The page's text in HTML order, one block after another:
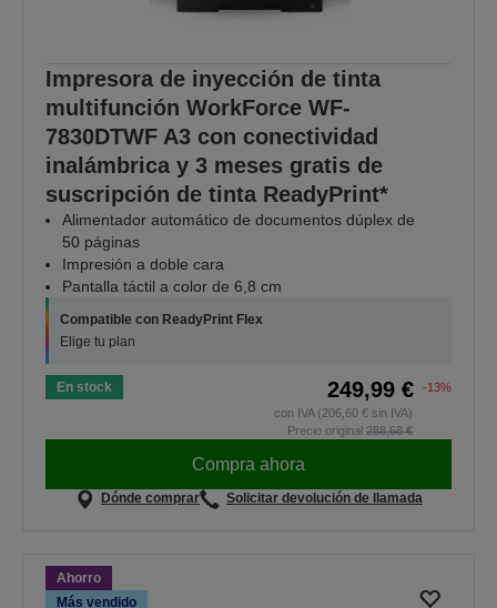
Impresora de inyección de tinta
multifunción WorkForce WF-
7830DTWF A3 con conectividad
inalámbrica y 3 meses gratis de
suscripción de tinta ReadyPrint*
Alimentador automático de documentos dúplex de
50 páginas
Impresión a doble cara
Pantalla táctil a color de 6,8 cm
Compatible con ReadyPrint Flex
Elige tu plan
En stock 249,99 €
-13%
con IVA (206,60 € sin IVA)
Precio original 288,68 €
Compra ahora
Dónde comprar Solicitar devolución de llamada
Ahorro
Más vendido